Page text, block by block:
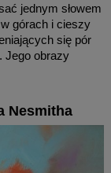
jednym słowem
górach i cieszy
się pór
Jego obrazy
Nesmitha